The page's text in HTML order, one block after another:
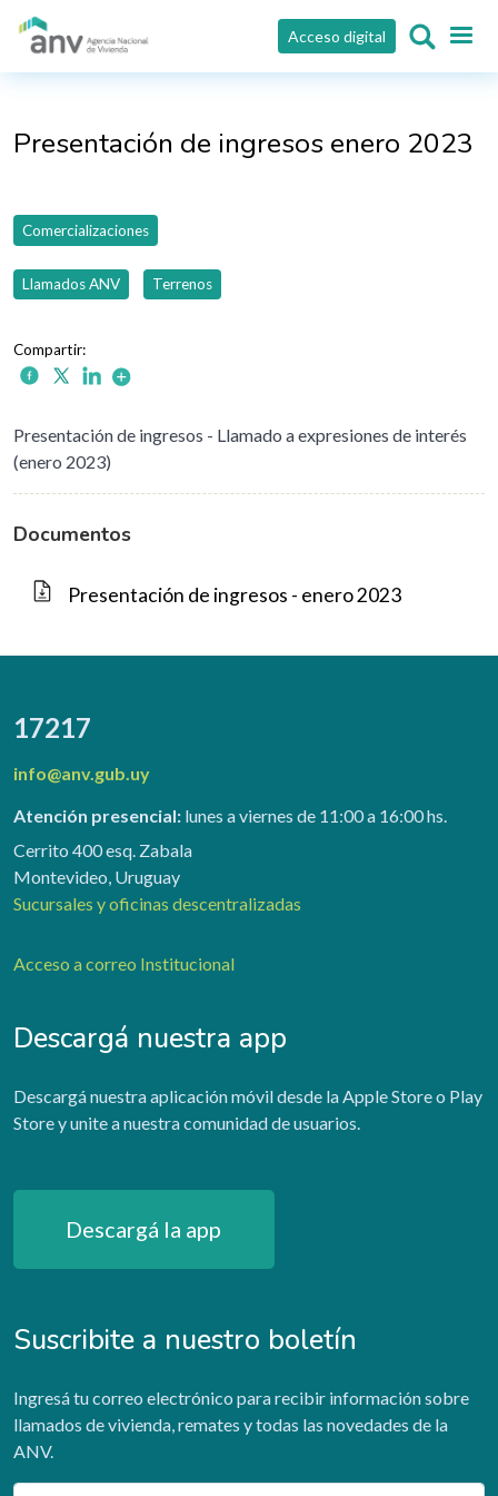
Pasar al contenido principal
Acceso digital
Presentación de ingresos enero 2023
Comercializaciones
Llamados ANV Terrenos
Presentación de ingresos - Llamado a expresiones de interés
(enero 2023)
Documentos
Presentación de ingresos - enero 2023
17217
info@anv.gub.uy
Atención presencial: lunes a viernes de 11:00 a 16:00 hs.
Cerrito 400 esq. Zabala
Montevideo, Uruguay
Sucursales y oficinas descentralizadas
Acceso a correo Institucional
Descargá nuestra app
Descargá nuestra aplicación móvil desde la Apple Store o Play
Store y unite a nuestra comunidad de usuarios.
Descargá la app
Suscribite a nuestro boletín
Ingresá tu correo electrónico para recibir información sobre
llamados de vivienda, remates y todas las novedades de la
ANV.